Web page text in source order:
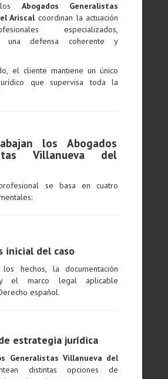
los Abogados Generalistas
Ariscalcoordinan la actuación
especializados,
una defensa coherente y
el cliente mantiene un único
que supervisa toda la
los Abogados
Villanueva del
se basa en cuatro
inicial del caso
hechos, la documentación
el marco legal aplicable
español.
estrategia jurídica
Generalistas Villanueva del
distintas opciones de